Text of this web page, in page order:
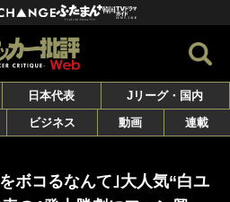
日本代表
Jリーグ・国内
ビジネス 動画 連載
ボコるなんて｣大人気“白ユ